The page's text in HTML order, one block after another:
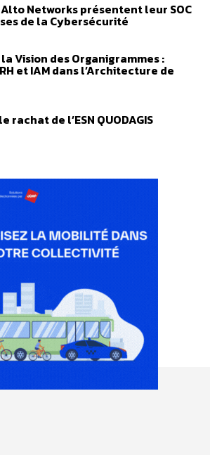
Networks présentent leur SOC
de la Cybersécurité
Vision des Organigrammes :
et IAM dans l’Architecture de
rachat de l’ESN QUODAGIS